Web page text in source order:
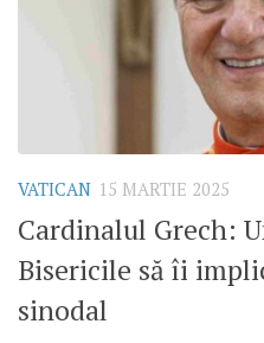
VATICAN 15 MARTIE 2025
Cardinalul Grech:
Bisericile să îi
sinodal